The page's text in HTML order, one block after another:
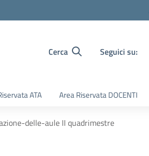
Cerca Seguici su:
ATA Area Riservata DOCENTI
delle-aule II quadrimestre